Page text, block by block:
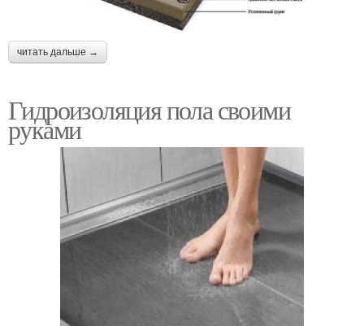
читать дальше →
Гидроизоляция пола своими
руками